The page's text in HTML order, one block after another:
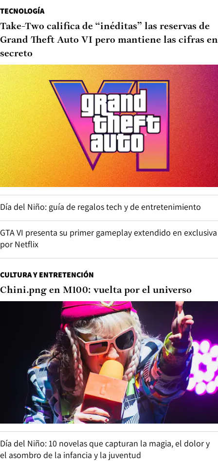
TECNOLOGÍA
Take-Two califica de “inéditas” las reservas de
Grand Theft Auto VI pero mantiene las cifras en
secreto
Día del Niño: guía de regalos tech y de entretenimiento
GTA VI presenta su primer gameplay extendido en exclusiva
por Netflix
CULTURA Y ENTRETENCIÓN
Chini.png en M100: vuelta por el universo
Día del Niño: 10 novelas que capturan la magia, el dolor y
el asombro de la infancia y la juventud